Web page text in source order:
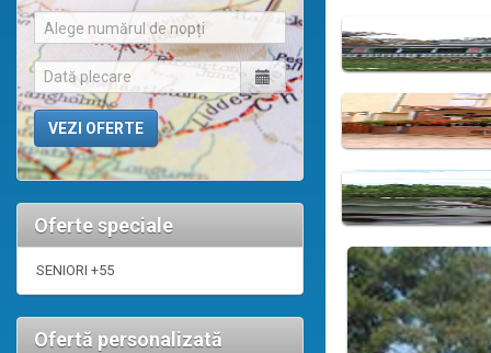
Alege numărul de nopți
Oferte speciale
SENIORI +55
Ofertă personalizată